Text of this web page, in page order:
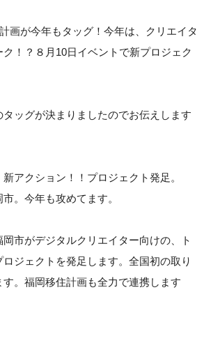
画が今年もタッグ！今年は、クリエイタ
！？８月10日イベントで新プロジェク
ッグが決まりましたのでお伝えします
アクション！！プロジェクト発足。
。今年も攻めてます。
市がデジタルクリエイター向けの、ト
ジェクトを発足します。全国初の取り
。福岡移住計画も全力で連携します